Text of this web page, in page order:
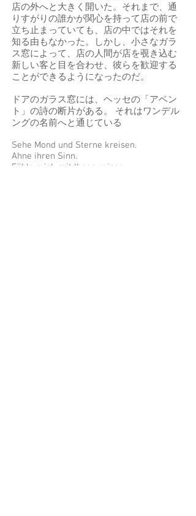
店の外へと大きく開いた。それまで、通
りすがりの誰かが関心を持って店の前で
立ち止まっていても、店の中ではそれを
知る由もなかった。しかし、小さなガラ
ス窓によって、店の人間が店を覗き込む
新しい客と目を合わせ、彼らを歓迎する
ことができるようになったのだ。
ドアのガラス窓には、ヘッセの「アベン
ト」の詩の断片がある。 それはワンデル
ングの名前へと通じている
Sehe Mond und Sterne kreisen.
Ahne ihren Sinn.
Fühle mich mit Ihnen reisen.